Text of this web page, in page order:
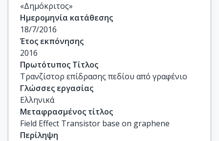
«Δημόκριτος»
Ημερομηνία κατάθεσης
18/7/2016
Έτος εκπόνησης
2016
Πρωτότυπος Τίτλος
Τρανζίστορ επίδρασης πεδίου από γραφένιο
Γλώσσες εργασίας
Ελληνικά
Μεταφρασμένος τίτλος
Field Effect Transistor base on graphene
Περίληψη